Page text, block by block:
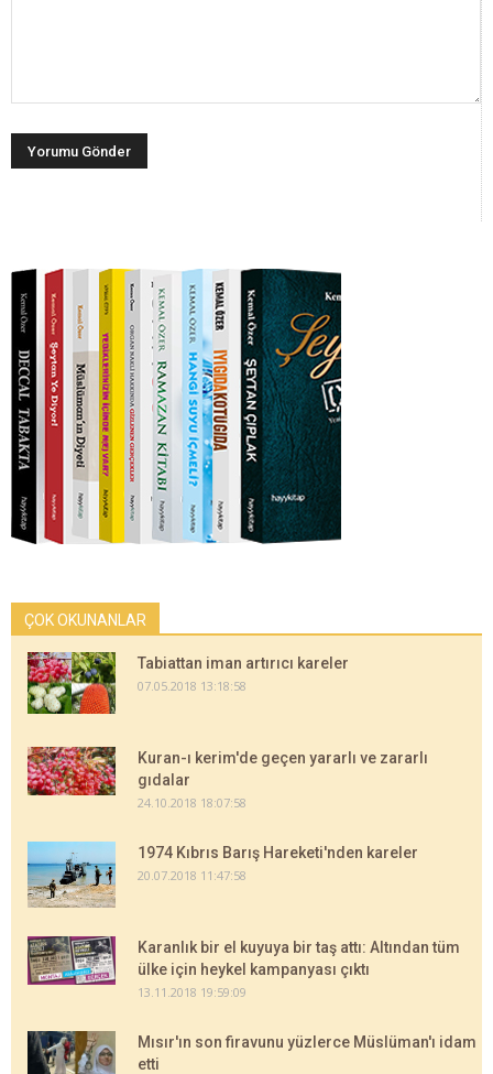
ÇOK OKUNANLAR
Tabiattan iman artırıcı kareler
07.05.2018 13:18:58
Kuran-ı kerim'de geçen yararlı ve zararlı
gıdalar
24.10.2018 18:07:58
1974 Kıbrıs Barış Hareketi'nden kareler
20.07.2018 11:47:58
Karanlık bir el kuyuya bir taş attı: Altından tüm
ülke için heykel kampanyası çıktı
13.11.2018 19:59:09
Mısır'ın son firavunu yüzlerce Müslüman'ı idam
etti